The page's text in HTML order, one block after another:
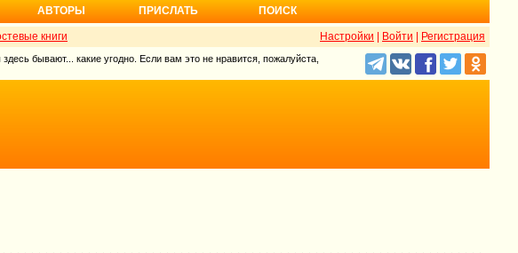
АВТОРЫ ПРИСЛАТЬ ПОИСК
Настройки Войти Регистрация
книги
бывают... какие угодно. Если вам это не нравится, пожалуйста,